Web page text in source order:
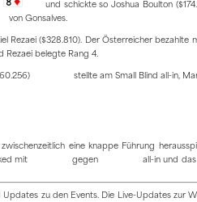
und schickte so Joshua Boulton
von Gonsalves.
Rezaei ($328.810). Der Österreicher bezahlte
Rezaei belegte Rang 4.
stellte am Small Blind all-in,
eine knappe Führung
mit
gegen all-in und
zu den Events. Die Live-Updates zur